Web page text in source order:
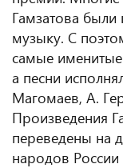
Гамзатова
музыку. С
самые
а песни
Магомаев, А.
Произведения
переведены на
народов